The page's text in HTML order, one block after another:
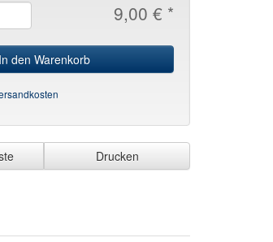
9,00 € *
In den Warenkorb
Drucken